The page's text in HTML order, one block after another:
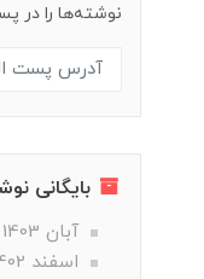
نوشته‌ها را در
بایگانی
آبان 1403
اسفند 1402